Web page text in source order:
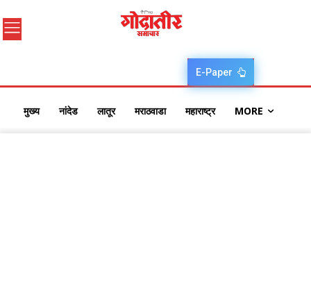
E-Paper
मुख्य नांदेड लातूर मराठवाडा महाराष्ट्र MORE